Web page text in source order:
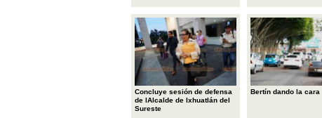
Concluye sesión de defensa
de lAlcalde de Ixhuatlán del
Sureste
Bertín dando la cara